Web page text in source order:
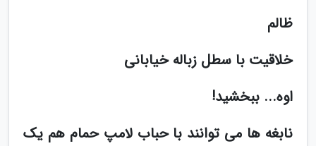
ظالم
خلاقیت با سطل زباله خیابانی
اوه... ببخشید!
نابغه ها می توانند با حباب لامپ حمام هم یک